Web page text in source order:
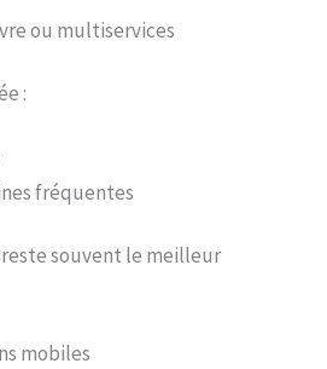
ou multiservices
:
fréquentes
souvent le meilleur
mobiles